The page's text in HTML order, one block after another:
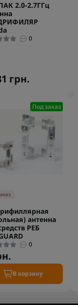
2.0-2.7ГГц
0
грн.
Под заказ
антенна
РЕБ
0
В корзину